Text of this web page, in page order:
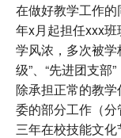
在做好教学工作
年x月起担任xxx班
学风浓，多次被学
级”、“先进团支部
除承担正常的教
委的部分工作（
三年在校技能文